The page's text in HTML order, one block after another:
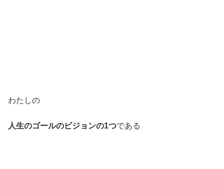
わたしの
人生のゴールのビジョンの1つである